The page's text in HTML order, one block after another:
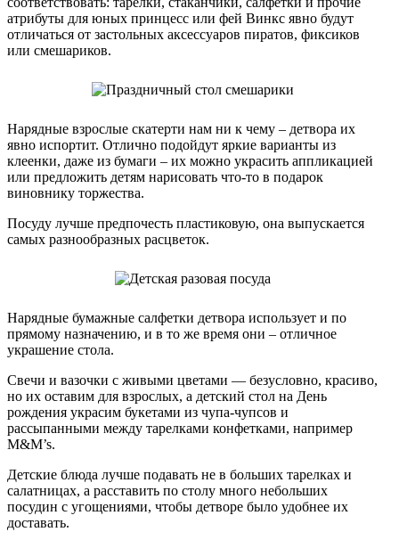
атрибуты для юных принцесс или фей Винкс явно будут
отличаться от застольных аксессуаров пиратов, фиксиков
или смешариков.
Нарядные взрослые скатерти нам ни к чему – детвора их
явно испортит. Отлично подойдут яркие варианты из
клеенки, даже из бумаги – их можно украсить аппликацией
или предложить детям нарисовать что-то в подарок
виновнику торжества.
Посуду лучше предпочесть пластиковую, она выпускается
самых разнообразных расцветок.
Нарядные бумажные салфетки детвора использует и по
прямому назначению, и в то же время они – отличное
украшение стола.
Свечи и вазочки с живыми цветами — безусловно, красиво,
но их оставим для взрослых, а детский стол на День
рождения украсим букетами из чупа-чупсов и
рассыпанными между тарелками конфетками, например
M&M’s.
Детские блюда лучше подавать не в больших тарелках и
салатницах, а расставить по столу много небольших
посудин с угощениями, чтобы детворе было удобнее их
доставать.